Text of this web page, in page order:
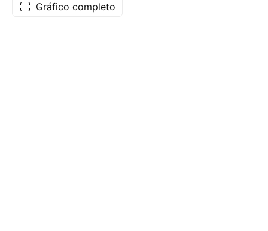
Gráfico completo